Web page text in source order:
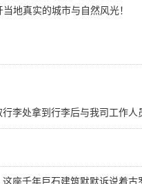
地真实的城市与自然风光！
李处拿到行李后与我司工作人
座千年巨石建筑默默诉说着